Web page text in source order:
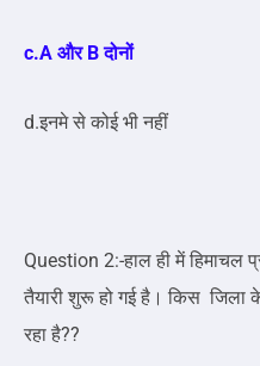
c.A और B दोनों
d.इनमे से कोई भी नहीं
Question 2:-हाल ही में हिमाचल
तैयारी शुरू हो गई है। किस जिला
रहा है??